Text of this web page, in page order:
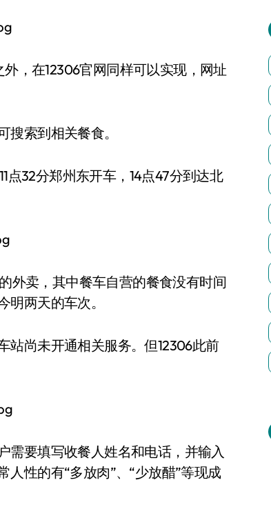
，在12306官网同样可以实现，网址
索到相关餐食。
点32分郑州东开车，14点47分到达北
外卖，其中餐车自营的餐食没有时间
两天的车次。
站尚未开通相关服务。但12306此前
需要填写收餐人姓名和电话，并输入
性的有“多放肉”、“少放醋”等现成